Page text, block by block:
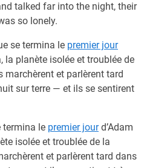
talked far into the night, their
so lonely.
se termina le premier jour
la planète isolée et troublée de
marchèrent et parlèrent tard
sur terre — et ils se sentirent
termina le premier jourd’Adam
isolée et troublée de la
et parlèrent tard dans